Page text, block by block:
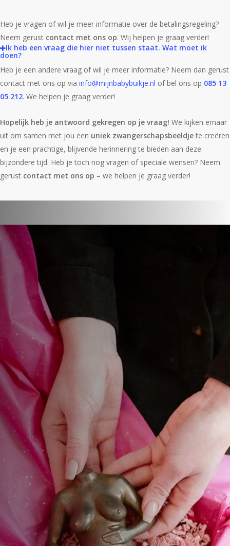
Heb je vragen of wil je meer informatie over de betalingsregeling?
Neem gerust contact met ons op. Wij helpen je graag verder!
Ik heb een vraag die hier niet tussen staat. Wat moet ik
doen?
Heb je een andere vraag of wil je meer informatie? Neem dan gerust
contact met ons op viainfo@mijnbabybuikje.nl of bel ons op 085 13
05 212. We helpen je graag verder!
Hopelijk heb je antwoord gekregen op je vraag!We kijken ernaar
uit om samen met jou een uniek zwangerschapsbeeldje te creëren
en je een prachtige, blijvende herinnering te bieden aan deze
bijzondere tijd. Heb je toch nog vragen of speciale wensen? Neem
gerust contact met ons op – we helpen je graag verder!
Met liefde en
Studio Zaandam (NH)
Studio Breda (NB)
Studio Amersfoort (U)